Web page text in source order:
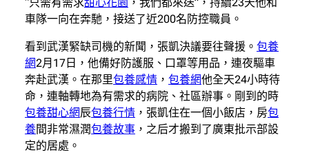
車隊一向在奔馳，接送了近200名防控職員。
看到武漢緊缺司機的新聞，張凱決議要往聲援。 包養
網2月17日，他備好防護服、口罩等用品，連夜驅車
奔赴武漢。在那里包養感情 ， 包養網他全天24小時待
命，連軸轉地為有需求的病院、社區辦事。剛到的時
包養甜心網辰包養行情 ，張凱住在一個小飯店，房包
養間非常濕潤包養故事 ，之后才搬到了廣東批示部設
定的居處。